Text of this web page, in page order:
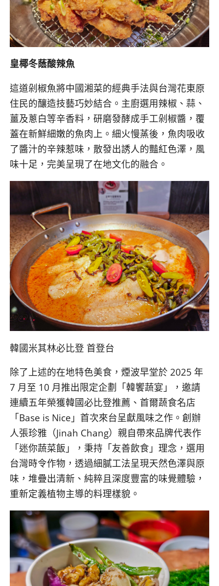
皇椰冬蔭酸辣魚
這道剁椒魚將中國湘菜的經典手法與台灣花東原
住民的釀造技藝巧妙結合。主廚選用辣椒、蒜、
薑及蔥白等辛香料，研磨發酵成手工剁椒醬，覆
蓋在新鮮細嫩的魚肉上。細火慢蒸後，魚肉吸收
了醬汁的辛辣惹味，散發出誘人的豔紅色澤，風
味十足，完美呈現了在地文化的融合。
韓國米其林必比登 首登台
除了上述的在地特色美食，煙波早堂於 2025 年
7 月至 10 月推出限定企劃「韓饗蔬宴」，邀請
連續五年榮獲韓國必比登推薦、首爾蔬食名店
「Base is Nice」首次來台呈獻風味之作。創辦
人張珍雅（Jinah Chang）親自帶來品牌代表作
「迷你蔬菜飯」，秉持「友善飲食」理念，選用
台灣時令作物，透過細膩工法呈現天然色澤與原
味，堆疊出清新、純粹且深度豐富的味覺體驗，
重新定義植物主導的料理樣貌。